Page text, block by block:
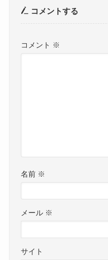
コメントする
コメント ※
名前 ※
メール ※
サイト